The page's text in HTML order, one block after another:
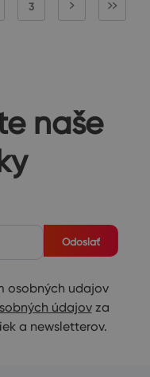
3
naše
Odoslať
osobných udajov
údajovza
a newsletterov.